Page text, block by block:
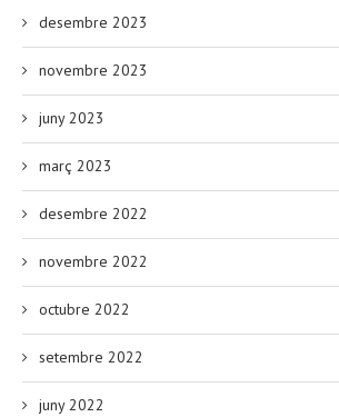
desembre 2023
novembre 2023
juny 2023
març 2023
desembre 2022
novembre 2022
octubre 2022
setembre 2022
juny 2022